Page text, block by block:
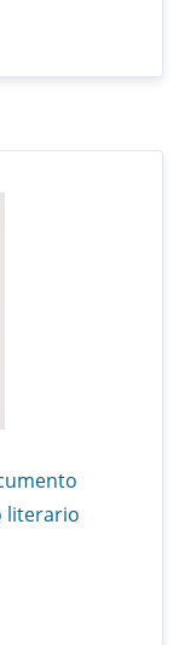
literario